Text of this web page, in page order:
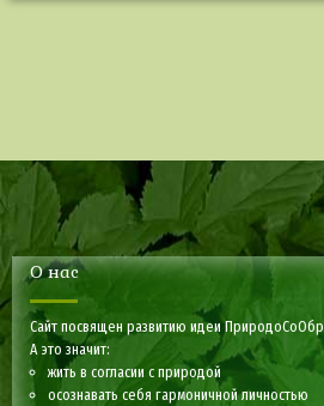
О нас
Сайт посвящен развитию идеи
А это значит:
жить в согласии с природой
осознавать себя гармоничной личностью